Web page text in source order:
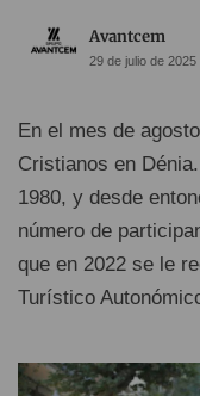
Avantcem
29 de julio de
En el mes de
Cristianos en
1980, y desde
número de
que en 2022 se le
Turístico